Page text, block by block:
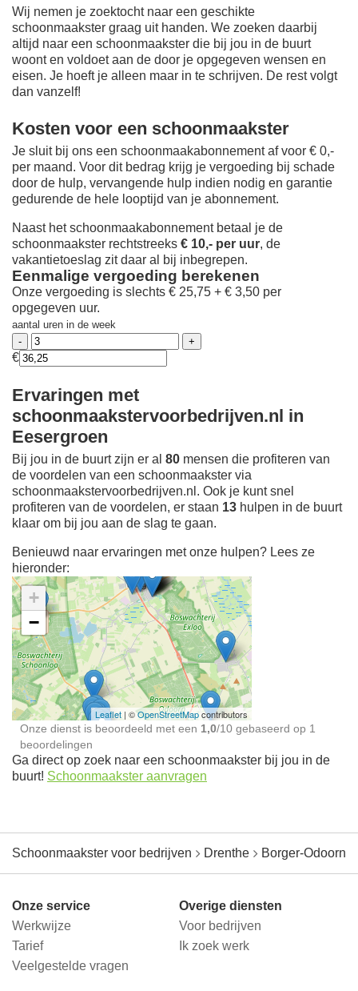
Wij nemen je zoektocht naar een geschikte
schoonmaakster graag uit handen. We zoeken daarbij
altijd naar een schoonmaakster die bij jou in de buurt
woont en voldoet aan de door je opgegeven wensen en
eisen. Je hoeft je alleen maar in te schrijven. De rest volgt
dan vanzelf!
Kosten voor een schoonmaakster
Je sluit bij ons een schoonmaakabonnement af voor € 0,-
per maand. Voor dit bedrag krijg je vergoeding bij schade
door de hulp, vervangende hulp indien nodig en garantie
gedurende de hele looptijd van je abonnement.
Naast het schoonmaakabonnement betaal je de
schoonmaakster rechtstreeks € 10,- per uur, de
vakantietoeslag zit daar al bij inbegrepen.
Eenmalige vergoeding berekenen
Onze vergoeding is slechts € 25,75 + € 3,50 per
opgegeven uur.
aantal uren in de week
€
Ervaringen met
schoonmaakstervoorbedrijven.nl in
Eesergroen
Bij jou in de buurt zijn er al 80 mensen die profiteren van
de voordelen van een schoonmaakster via
schoonmaakstervoorbedrijven.nl. Ook je kunt snel
profiteren van de voordelen, er staan 13 hulpen in de buurt
klaar om bij jou aan de slag te gaan.
Benieuwd naar ervaringen met onze hulpen? Lees ze
hieronder:
Ontdek meer ervaringen
Schoonmaakster bij
jou in de buurt
+
−
Leaflet | ©OpenStreetMapcontributors
Onze dienst is beoordeeld met een 1,0/10 gebaseerd op 1
beoordelingen
Ga direct op zoek naar een schoonmaakster bij jou in de
buurt! Schoonmaakster aanvragen
Schoonmaakster voor bedrijven Drenthe Borger-Odoorn
Onze service
Werkwijze
Tarief
Veelgestelde vragen
Overige diensten
Voor bedrijven
Ik zoek werk